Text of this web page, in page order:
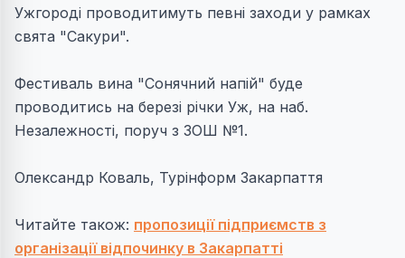
Ужгороді проводитимуть певні заходи у рамках
свята "Сакури".
Фестиваль вина "Сонячний напій" буде
проводитись на березі річки Уж, на наб.
Незалежності, поруч з ЗОШ №1.
Олександр Коваль, Турінформ Закарпаття
Читайте також: пропозиції підприємств з
організації відпочинку в Закарпатті